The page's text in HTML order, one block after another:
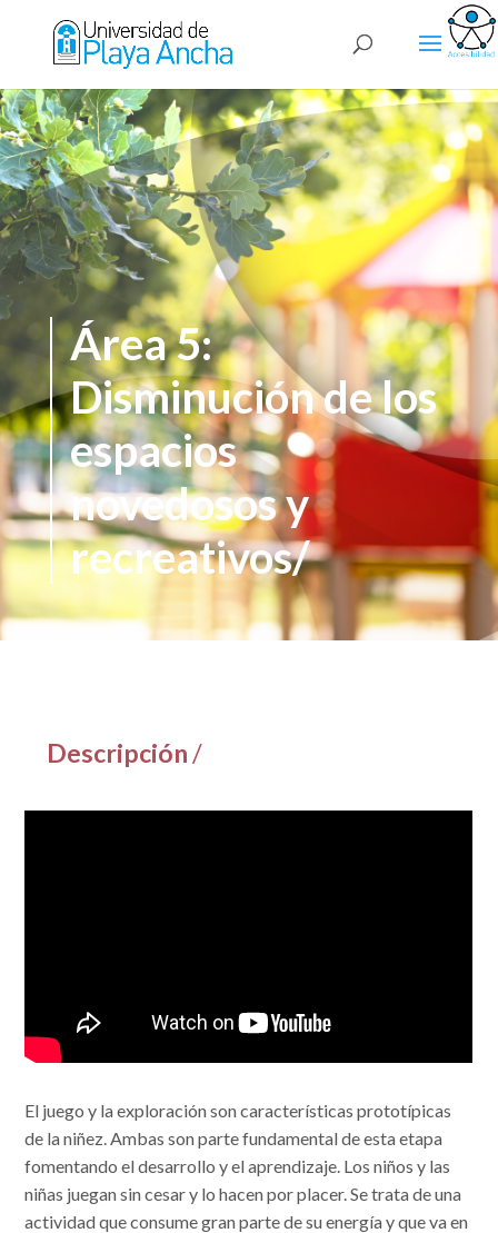
Área 5:
Disminución de los
espacios
novedosos y
recreativos/
Descripción/
El juego y la exploración son características prototípicas
de la niñez. Ambas son parte fundamental de esta etapa
fomentando el desarrollo y el aprendizaje. Los niños y las
niñas juegan sin cesar y lo hacen por placer. Se trata de una
actividad que consume gran parte de su energía y que va en